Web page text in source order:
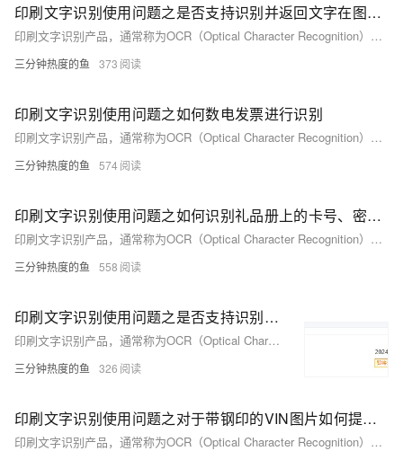
印刷文字识别使用问题之是否支持识别并返回文字在图片中的位置信息
印刷文字识别产品，通常称为OCR（Optical Character Recognition）技术，是一种将图像中的印刷或手写文字转换为机器编码文本的过程。这项技术广泛应用于多个行业和场景中，显著提升文档处理、信息提取和数据录入的效率。以下是印刷文字识别产品的一些典型使用合集。
三分钟热度的鱼 373
印刷文字识别使用问题之如何数电发票进行识别
印刷文字识别产品，通常称为OCR（Optical Character Recognition）技术，是一种将图像中的印刷或手写文字转换为机器编码文本的过程。这项技术广泛应用于多个行业和场景中，显著提升文档处理、信息提取和数据录入的效率。以下是印刷文字识别产品的一些典型使用合集。
三分钟热度的鱼 574
印刷文字识别使用问题之如何识别礼品册上的卡号、密码信息
印刷文字识别产品，通常称为OCR（Optical Character Recognition）技术，是一种将图像中的印刷或手写文字转换为机器编码文本的过程。这项技术广泛应用于多个行业和场景中，显著提升文档处理、信息提取和数据录入的效率。以下是印刷文字识别产品的一些典型使用合集。
三分钟热度的鱼 558
印刷文字识别使用问题之是否支持识别手写体
印刷文字识别产品，通常称为OCR（Optical Character Recognition）技术，是一种将图像中的印刷或手写文字转换为机器编码文本的过程。这项技术广泛应用于多个行业和场景中，显著提升文档处理、信息提取和数据录入的效率。以下是印刷文字识别产品的一些典型使用合集。
三分钟热度的鱼 326
印刷文字识别使用问题之对于带钢印的VIN图片如何提高识别准确率
印刷文字识别产品，通常称为OCR（Optical Character Recognition）技术，是一种将图像中的印刷或手写文字转换为机器编码文本的过程。这项技术广泛应用于多个行业和场景中，显著提升文档处理、信息提取和数据录入的效率。以下是印刷文字识别产品的一些典型使用合集。